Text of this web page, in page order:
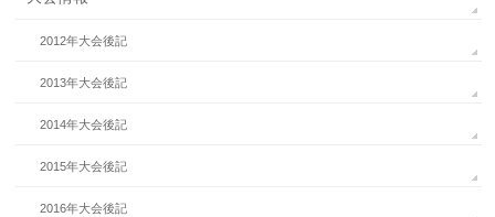
2012年大会後記
2013年大会後記
2014年大会後記
2015年大会後記
2016年大会後記